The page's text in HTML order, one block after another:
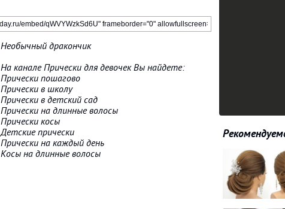
Необычный дракончик
На канале Прически для девочек Вы найдете:
Прически пошагово
Прически в школу
Прически в детский сад
Прически на длинные волосы
Прически косы
Детские прически
Прически на каждый день
Косы на длинные волосы